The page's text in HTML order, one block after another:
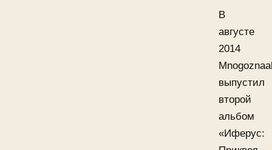
В
августе
2014
выпустил
второй
альбом
«Иферус: